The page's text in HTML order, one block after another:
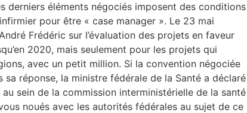
derniers éléments négociés imposent des conditions
pour être « case manager ». Le 23 mai
Frédéric sur l’évaluation des projets en faveur
2020, mais seulement pour les projets qui
avec un petit million. Si la convention négociée
réponse, la ministre fédérale de la Santé a déclaré
sein de la commission interministérielle de la santé
noués avec les autorités fédérales au sujet de ce